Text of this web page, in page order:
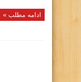
ادامه مطلب »